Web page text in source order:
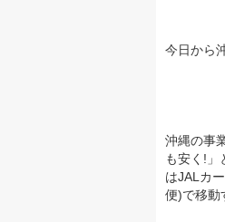
今日から
沖縄の事
も安く!」
はJALカ
便)で移動